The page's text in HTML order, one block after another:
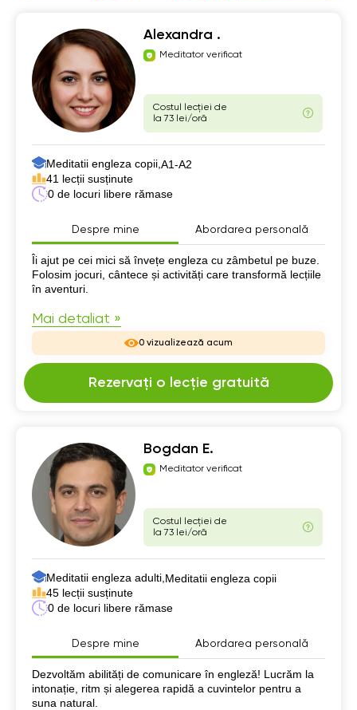
Alexandra .
Meditator verificat
Costul lecției de
la 73 lei/oră
Meditatii engleza copii, А1-А2
41 lecții susținute
0 de locuri libere rămase
Despre mine Abordarea personală
Despre mine
Îi ajut pe cei mici să învețe engleza cu zâmbetul pe buze.
Folosim jocuri, cântece și activități care transformă lecțiile
în aventuri.
Mai detaliat »
0 vizualizează acum
Rezervați o lecție gratuită
Bogdan E.
Meditator verificat
Costul lecției de
la 73 lei/oră
Meditatii engleza adulti, Meditatii engleza copii
45 lecții susținute
0 de locuri libere rămase
Despre mine Abordarea personală
Despre mine
Dezvoltăm abilități de comunicare în engleză! Lucrăm la
intonație, ritm și alegerea rapidă a cuvintelor pentru a
suna natural.